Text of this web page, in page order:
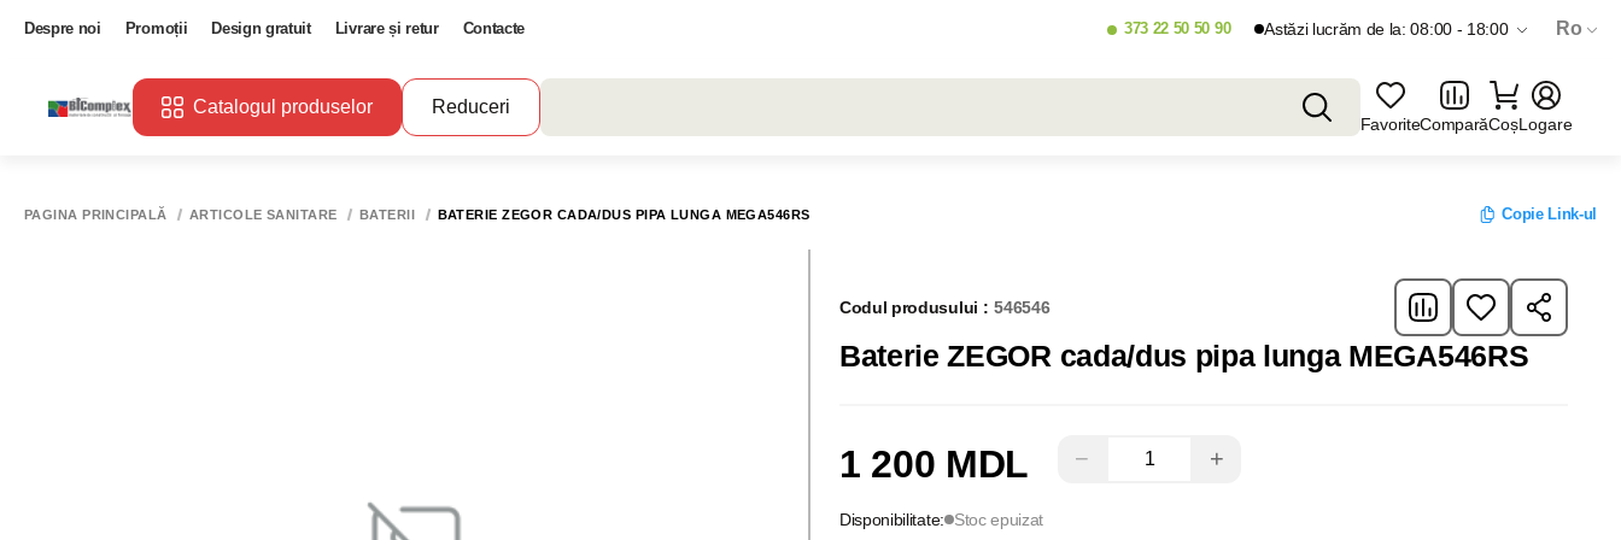
Despre noi Promoții Design gratuit Livrare și retur Contacte 373 22 50 50 90 Astăzi lucrăm de la: 08:00 - 18:00 Ro
Catalogul produselor Reduceri
FavoriteComparăCoșLogare
PAGINA PRINCIPALĂ ARTICOLE SANITARE BATERII BATERIE ZEGOR CADA/DUS PIPA LUNGA MEGA546RS Copie Link-ul
Codul produsului : 546546
Baterie ZEGOR cada/dus pipa lunga MEGA546RS
1 200 MDL − +
Disponibilitate: Stoc epuizat